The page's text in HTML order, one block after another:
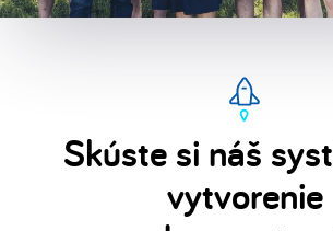
Skúste si náš
vytvorenie